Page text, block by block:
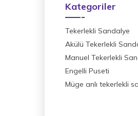
Kategoriler
Tekerlekli Sandalye
Akülü Tekerlekli
Manuel Tekerlekli
Engelli Puseti
Müge anlı tekerlekli